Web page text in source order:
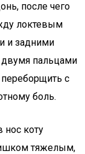
после чего
локтевым
и задними
двумя пальцами
с
боль.
нос коту
тяжелым,